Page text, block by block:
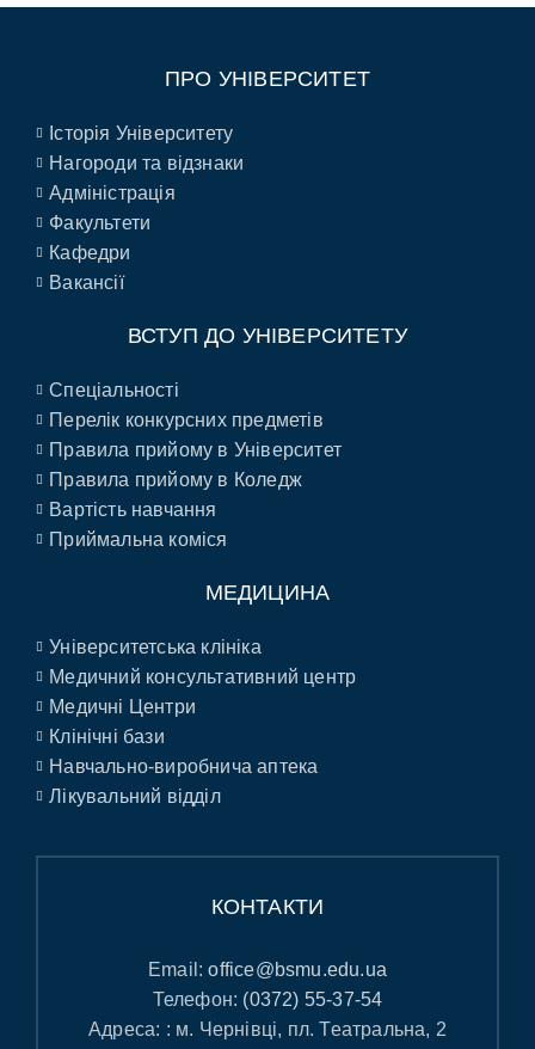
ПРО УНІВЕРСИТЕТ
Історія Університету
Нагороди та відзнаки
Адміністрація
Факультети
Кафедри
Вакансії
ВСТУП ДО УНІВЕРСИТЕТУ
Спеціальності
Перелік конкурсних предметів
Правила прийому в Університет
Правила прийому в Коледж
Вартість навчання
Приймальна коміся
МЕДИЦИНА
Університетська клініка
Медичний консультативний центр
Медичні Центри
Клінічні бази
Навчально-виробнича аптека
Лікувальний відділ
КОНТАКТИ
Email:office@bsmu.edu.ua
Телефон: (0372) 55-37-54
Адреса: : м. Чернівці, пл. Театральна, 2